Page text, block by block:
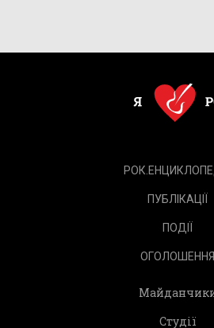
ПУБЛІКАЦІЇ
ПОДІЇ
ОГОЛОШЕННЯ
Студії